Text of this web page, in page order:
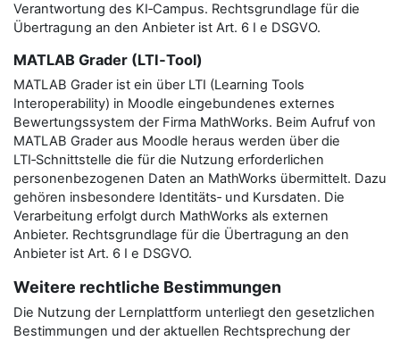
Verantwortung des KI‑Campus. Rechtsgrundlage für die
Übertragung an den Anbieter ist Art. 6 I e DSGVO.
MATLAB Grader (LTI‑Tool)
MATLAB Grader ist ein über LTI (Learning Tools
Interoperability) in Moodle eingebundenes externes
Bewertungssystem der Firma MathWorks. Beim Aufruf von
MATLAB Grader aus Moodle heraus werden über die
LTI‑Schnittstelle die für die Nutzung erforderlichen
personenbezogenen Daten an MathWorks übermittelt. Dazu
gehören insbesondere Identitäts‑ und Kursdaten. Die
Verarbeitung erfolgt durch MathWorks als externen
Anbieter. Rechtsgrundlage für die Übertragung an den
Anbieter ist Art. 6 I e DSGVO.
Weitere rechtliche Bestimmungen
Die Nutzung der Lernplattform unterliegt den gesetzlichen
Bestimmungen und der aktuellen Rechtsprechung der